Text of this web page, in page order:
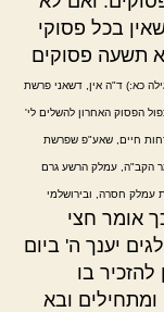
בכל פסוקי
תשעה פסוקים
כא:) ד"ה אין, דשאני פרשת
הפסוק האחרון להשלים לי'
חיים, שאע"פ שפרשת
הקב"ה, עמלק הרשע גרם
עמלק חסרה, ובירושלמי
אומר חצי
יענך ה' ביום
בו
ומתחילים ובא